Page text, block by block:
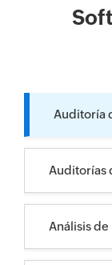
Auditoría
Auditorías
Análisis